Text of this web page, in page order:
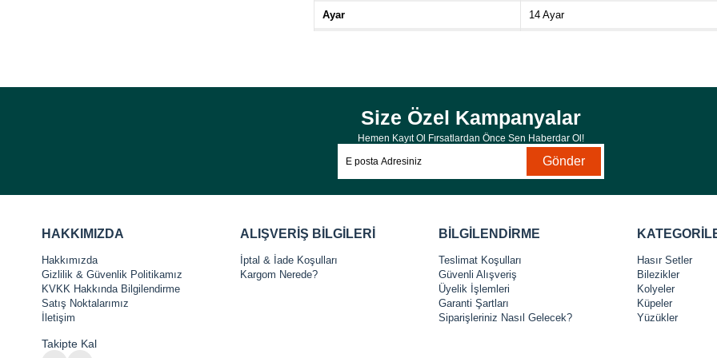
Ayar 14 Ayar
Size Özel Kampanyalar
Hemen Kayıt Ol Fırsatlardan Önce Sen Haberdar Ol!
Gönder
HAKKIMIZDA
Hakkımızda
Gizlilik & Güvenlik Politikamız
KVKK Hakkında Bilgilendirme
Satış Noktalarımız
İletişim
Takipte Kal
ALIŞVERİŞ BİLGİLERİ
İptal & İade Koşulları
Kargom Nerede?
BİLGİLENDİRME
Teslimat Koşulları
Güvenli Alışveriş
Üyelik İşlemleri
Garanti Şartları
Siparişleriniz Nasıl Gelecek?
Hasır Setler
Bilezikler
Kolyeler
Küpeler
Yüzükler